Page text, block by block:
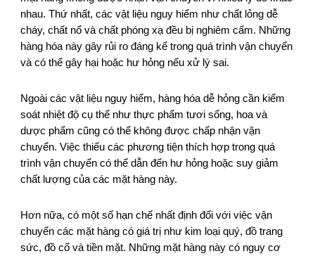
nhau. Thứ nhất, các vật liệu nguy hiểm như chất lỏng dễ
cháy, chất nổ và chất phóng xạ đều bị nghiêm cấm. Những
hàng hóa này gây rủi ro đáng kể trong quá trình vận chuyển
và có thể gây hại hoặc hư hỏng nếu xử lý sai.
Ngoài các vật liệu nguy hiểm, hàng hóa dễ hỏng cần kiểm
soát nhiệt độ cụ thể như thực phẩm tươi sống, hoa và
dược phẩm cũng có thể không được chấp nhận vận
chuyển. Việc thiếu các phương tiện thích hợp trong quá
trình vận chuyển có thể dẫn đến hư hỏng hoặc suy giảm
chất lượng của các mặt hàng này.
Hơn nữa, có một số hạn chế nhất định đối với việc vận
chuyển các mặt hàng có giá trị như kim loại quý, đồ trang
sức, đồ cổ và tiền mặt. Những mặt hàng này có nguy cơ